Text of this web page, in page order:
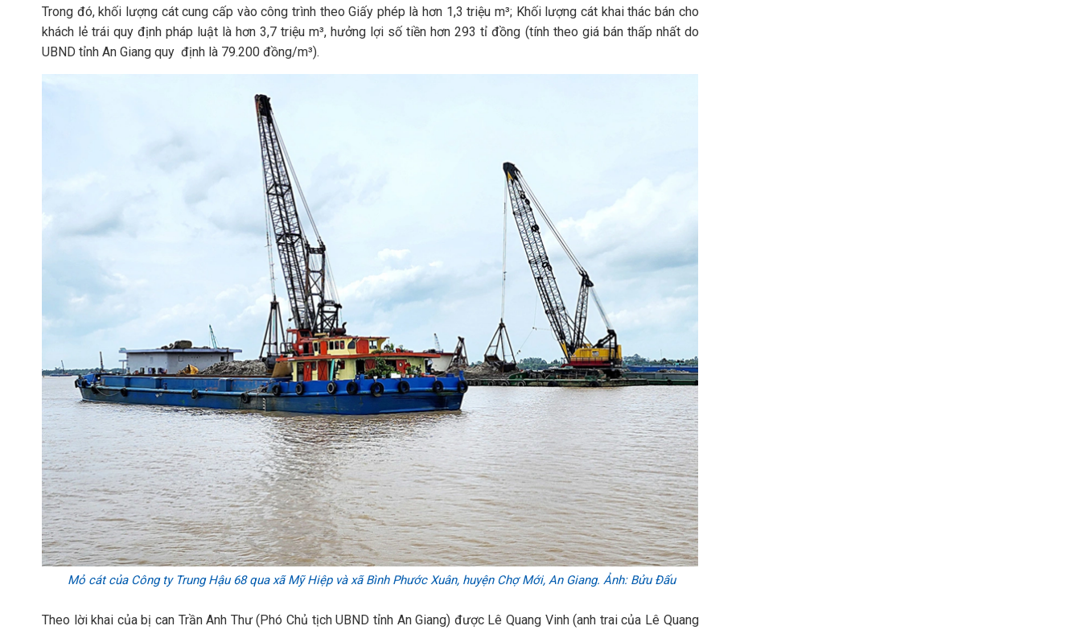
Trong đó, khối lượng cát cung cấp vào công trình theo Giấy phép là hơn 1,3 triệu m³; Khối lượng cát khai thác bán cho
khách lẻ trái quy định pháp luật là hơn 3,7 triệu m³, hưởng lợi số tiền hơn 293 tỉ đồng (tính theo giá bán thấp nhất do
UBND tỉnh An Giang quy định là 79.200 đồng/m³).
Mỏ cát của Công ty Trung Hậu 68 qua xã Mỹ Hiệp và xã Bình Phước Xuân, huyện Chợ Mới, An Giang. Ảnh: Bửu Đấu
Theo lời khai của bị can Trần Anh Thư (Phó Chủ tịch UBND tỉnh An Giang) được Lê Quang Vinh (anh trai của Lê Quang